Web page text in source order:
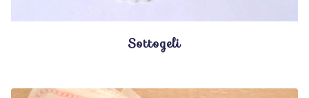
Sottogeli